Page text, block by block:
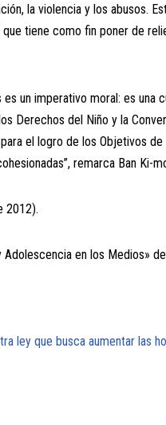
la violencia y los abusos.
tiene como fin poner de
es un imperativo moral: es
Derechos del Niño y la
el logro de los Objetivos
remarca Ban Ki-
2012).
Adolescencia en los Medios»
ley que busca aumentar las